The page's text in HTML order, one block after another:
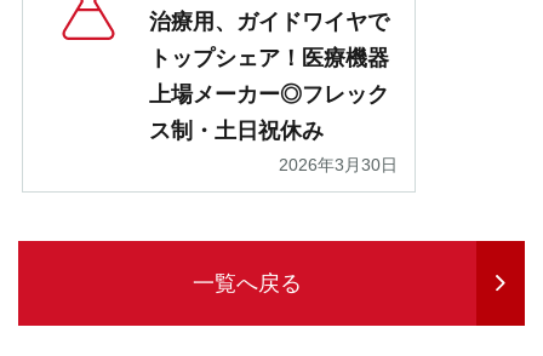
治療用、ガイドワイヤで
トップシェア！医療機器
上場メーカー◎フレック
ス制・土日祝休み
2026年3月30日
一覧へ戻る